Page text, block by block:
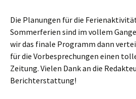
Die Planungen für die
Sommerferien sind im vollem
wir das finale Programm dann
für die Vorbesprechungen einen
Zeitung. Vielen Dank an die
Berichterstattung!